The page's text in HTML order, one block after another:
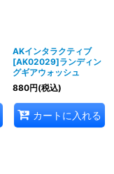
AKインタラクティブ
[AK02029]ランディン
グギアウォッシュ
880円(税込)
カートに入れる